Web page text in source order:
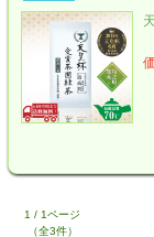
1 / 1ページ
（全3件）